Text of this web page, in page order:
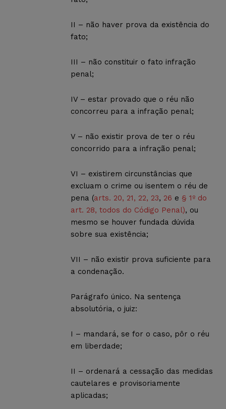
II – não haver prova da existência do
fato;
III – não constituir o fato infração
penal;
IV – estar provado que o réu não
concorreu para a infração penal;
V – não existir prova de ter o réu
concorrido para a infração penal;
VI – existirem circunstâncias que
excluam o crime ou isentem o réu de
pena (arts. 20, 21, 22, 23, 26 e § 1º do
art. 28, todos do Código Penal), ou
mesmo se houver fundada dúvida
sobre sua existência;
VII – não existir prova suficiente para
a condenação.
Parágrafo único. Na sentença
absolutória, o juiz:
I – mandará, se for o caso, pôr o réu
em liberdade;
II – ordenará a cessação das medidas
cautelares e provisoriamente
aplicadas;